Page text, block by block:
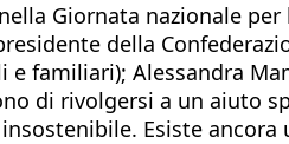
Giornata nazionale
della
familiari); Alessandra
di rivolgersi a un aiuto
Esiste